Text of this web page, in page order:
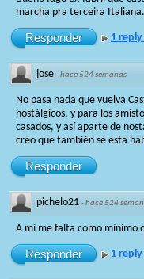
marcha pra terceira Italiana.
Responder 1 reply
jose ·hace 524 semanas
No pasa nada que vuelva
nostálgicos, y para los
casados, y así aparte de
creo que también se esta
Responder
pichelo21 ·hace 524
A mi me falta como mínimo
Responder 1 reply